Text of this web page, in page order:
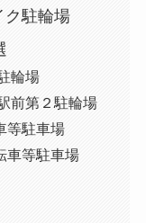
ク駐輪場
輪場
前第２駐輪場
等駐車場
車等駐車場